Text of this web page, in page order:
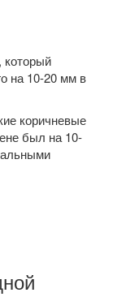
который
на 10-20 мм в
коричневые
был на 10-